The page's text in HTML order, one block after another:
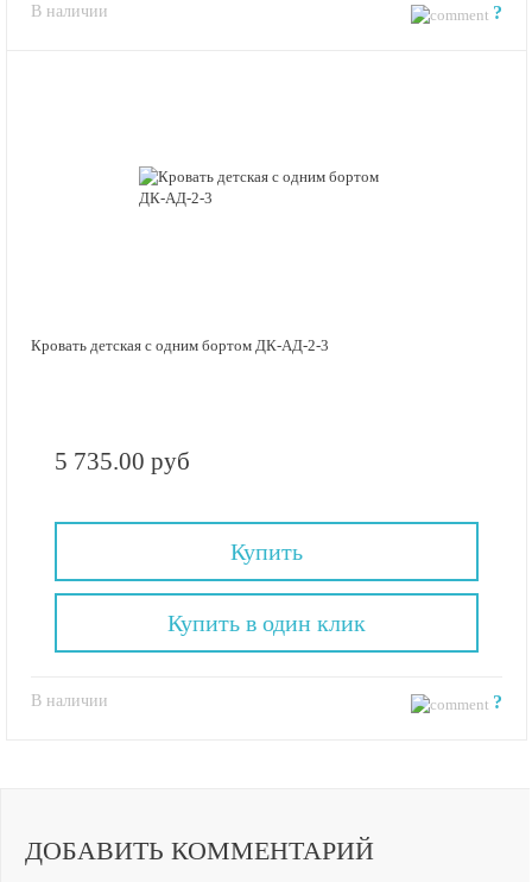
В наличии ?
Кровать детская с одним бортом ДК-АД-2-3
5 735.00 руб
Купить
В наличии ?
Купить в один клик
ДОБАВИТЬ КОММЕНТАРИЙ